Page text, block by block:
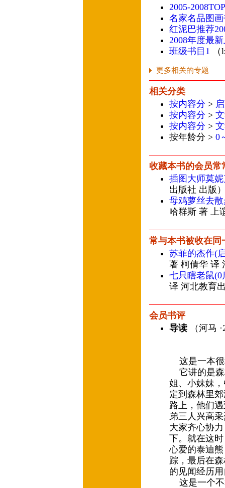
2005-
名家名品图
红泥巴推荐
2008年度最
班级书目1 （
更多相关的专题
相关分类
按内容分 >
按内容分 >
按内容分 >
按年龄分 > 0
收藏本书的会员常
插图大师莫
出版社 出版
母鸡萝丝去
哈群斯 著 上
常与本书被收在同
苏菲的杰作(
著 柯倩华 译
七只瞎老鼠
译 河北教育
会员书评
导读 （河马
这是一本很
它讲的是森
姐、小妹妹
定到森林里
路上，他们
弟三人兴高
大家齐心协
下。就在这
心爱的泰迪
踪，最后在
的见闻经历
这是一个不